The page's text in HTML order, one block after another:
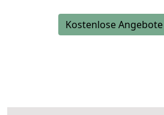
Kostenlose